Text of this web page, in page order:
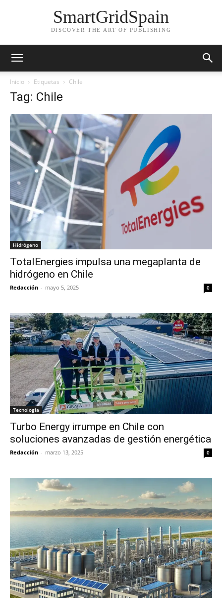
SmartGridSpain
DISCOVER THE ART OF PUBLISHING
Inicio Etiquetas Chile
Tag: Chile
Hidrógeno
TotalEnergies impulsa una megaplanta de
hidrógeno en Chile
Redacción - mayo 5, 2025 0
Tecnología
Turbo Energy irrumpe en Chile con
soluciones avanzadas de gestión energética
Redacción - marzo 13, 2025 0